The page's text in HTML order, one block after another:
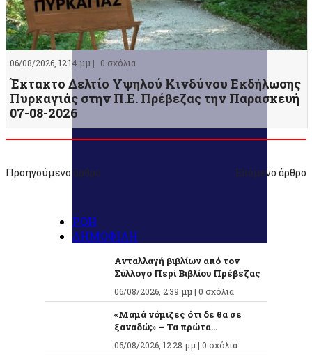
06/08/2026, 12:14 μμ | 0 σχόλια
Έκτακτο Δελτίο Υψηλού Κινδύνου Εκδήλωσης
Πυρκαγιάς στην Π.Ε. Πρέβεζας την Παρασκευή
07-08-2026
Προηγούμενο άρθρο Επόμενο άρθρο
ΡΟΗ
ΔΗΜΟΦΙΛΗ
Ανταλλαγή βιβλίων από τον
Σύλλογο Περί Βιβλίου Πρέβεζας
06/08/2026, 2:39 μμ | 0 σχόλια
«Μαμά νόμιζες ότι δε θα σε
ξαναδώ;» – Τα πρώτα...
06/08/2026, 12:28 μμ | 0 σχόλια